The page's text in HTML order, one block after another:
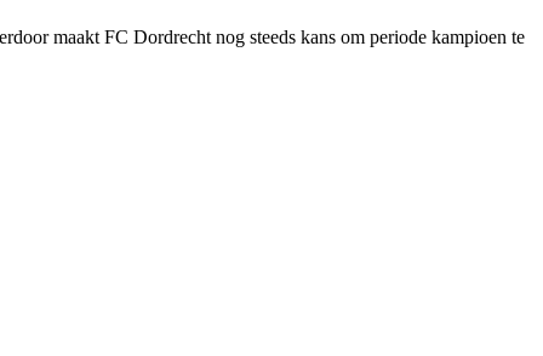
maakt FC Dordrecht nog steeds kans om periode kampioen te